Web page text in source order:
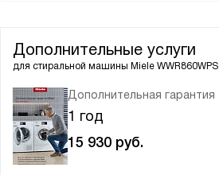
Дополнительные услуги
для стиральной машины Miele WWR860WPS
Дополнительная гарантия
1 год
15 930 руб.